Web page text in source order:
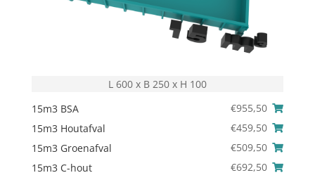
L 600 x B 250 x H 100
15m3 BSA
€955,50
15m3 Houtafval
€459,50
15m3 Groenafval
€509,50
15m3 C-hout
€692,50